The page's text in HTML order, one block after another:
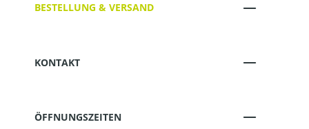
BESTELLUNG & VERSAND
KONTAKT
ÖFFNUNGSZEITEN